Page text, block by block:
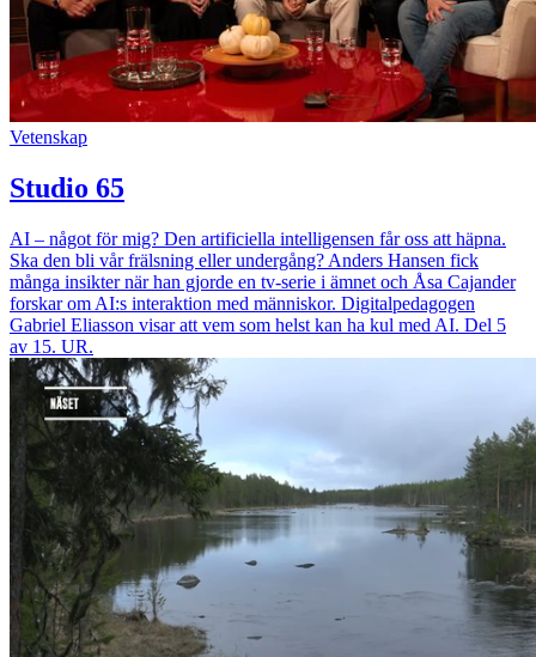
Vetenskap
Studio 65
AI – något för mig? Den artificiella intelligensen får oss att häpna.
Ska den bli vår frälsning eller undergång? Anders Hansen fick
många insikter när han gjorde en tv-serie i ämnet och Åsa Cajander
forskar om AI:s interaktion med människor. Digitalpedagogen
Gabriel Eliasson visar att vem som helst kan ha kul med AI. Del 5
av 15. UR.